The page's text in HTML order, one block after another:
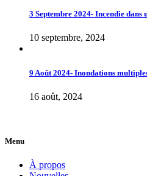
3 Septembre 2024- Incendie dans
10 septembre, 2024
9 Août 2024- Inondations
16 août, 2024
Menu
À propos